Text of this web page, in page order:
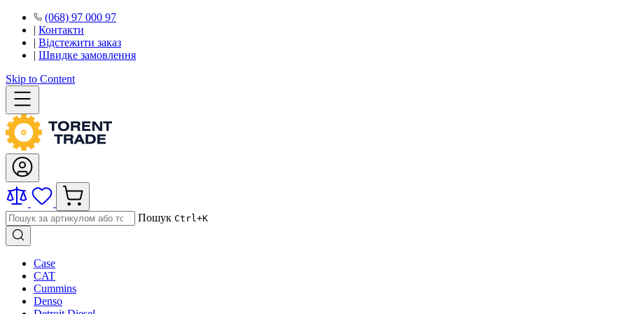
(068) 97 000 97
| Контакти
| Відстежити заказ
| Швидке замовлення
Skip to Content
Пошук Ctrl+K
Case
CAT
Cummins
Denso